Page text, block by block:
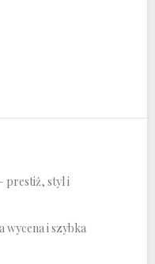
prestiż, styl i
wycena i szybka